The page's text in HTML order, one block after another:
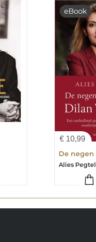
€10,99
eBook
Alies Pegtel